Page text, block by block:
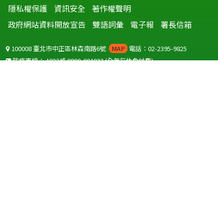
隱私權保護 資訊安全 著作權聲明
政府網站資料開放宣告
雙語詞彙 電子報 署長信箱
100008 臺北市中正區林森南路6號 MAP 電話：02-2395-9825
防疫專線：1922或0800-001922(全年無休免付費)